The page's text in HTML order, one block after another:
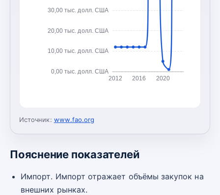
0,00 тыс. долл. США
10,00 тыс. долл. США
20,00 тыс. долл. США
30,00 тыс. долл. США
2012 2016 2020
Источник: www.fao.org
Пояснение показателей
Импорт. Импорт отражает объёмы закупок на
внешних рынках.